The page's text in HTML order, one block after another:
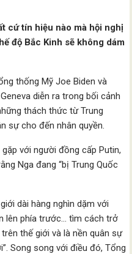
cứ tín hiệu nào mà hội nghị
độ Bắc Kinh sẽ không dám
thống Mỹ Joe Biden và
diễn ra trong bối cảnh
thách thức từ Trung
sự cho đến nhân quyền.
với người đồng cấp Putin,
Nga đang “bị Trung Quốc
dài hàng nghìn dặm với
lên phía trước… tìm cách trở
thế giới và là nền quân sự
Song song với điều đó, Tổng